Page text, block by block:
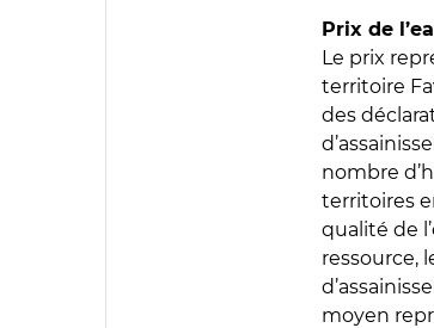
Prix de
Le prix
territoire
des
nombre
territoires
qualité de
ressource,
moyen